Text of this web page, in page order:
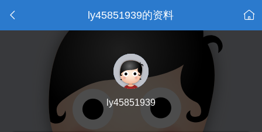
ly45851939的资料
ly45851939